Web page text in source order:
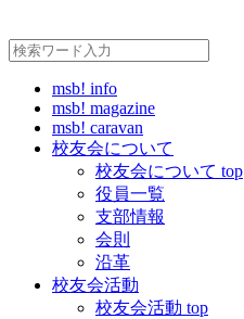
msb! info
msb! magazine
msb! caravan
校友会について
校友会について top
役員一覧
支部情報
会則
沿革
校友会活動
校友会活動 top